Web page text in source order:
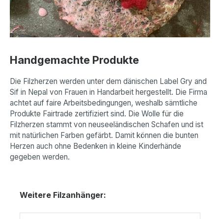
Handgemachte Produkte
Die Filzherzen werden unter dem dänischen Label Gry and
Sif in Nepal von Frauen in Handarbeit hergestellt. Die Firma
achtet auf faire Arbeitsbedingungen, weshalb sämtliche
Produkte Fairtrade zertifiziert sind. Die Wolle für die
Filzherzen stammt von neuseeländischen Schafen und ist
mit natürlichen Farben gefärbt. Damit können die bunten
Herzen auch ohne Bedenken in kleine Kinderhände
gegeben werden.
Produktgalerie überspringen
Weitere Filzanhänger: